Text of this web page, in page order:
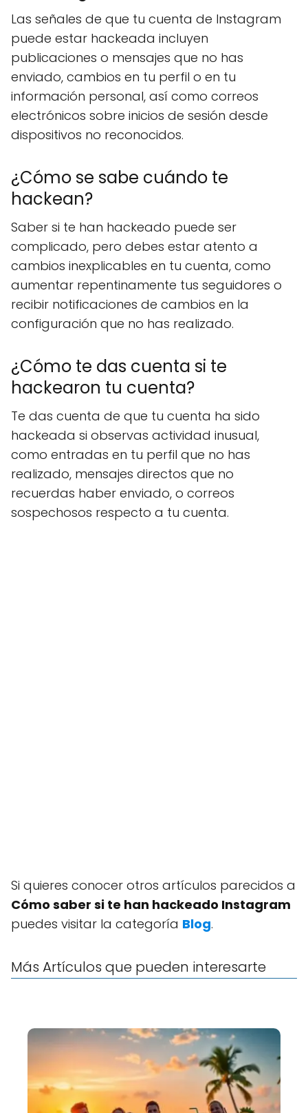
Las señales de que tu cuenta de Instagram
puede estar hackeada incluyen
publicaciones o mensajes que no has
enviado, cambios en tu perfil o en tu
información personal, así como correos
electrónicos sobre inicios de sesión desde
dispositivos no reconocidos.
¿Cómo se sabe cuándo te
hackean?
Saber si te han hackeado puede ser
complicado, pero debes estar atento a
cambios inexplicables en tu cuenta, como
aumentar repentinamente tus seguidores o
recibir notificaciones de cambios en la
configuración que no has realizado.
¿Cómo te das cuenta si te
hackearon tu cuenta?
Te das cuenta de que tu cuenta ha sido
hackeada si observas actividad inusual,
como entradas en tu perfil que no has
realizado, mensajes directos que no
recuerdas haber enviado, o correos
sospechosos respecto a tu cuenta.
Si quieres conocer otros artículos parecidos a
Cómo saber si te han hackeado Instagram
puedes visitar la categoría Blog.
Más Artículos que pueden interesarte